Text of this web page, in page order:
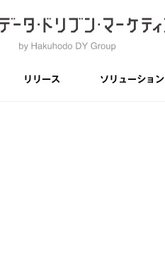
リリース ソリューション